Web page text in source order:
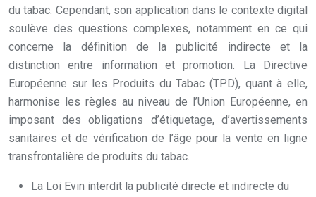
du tabac. Cependant, son application dans le contexte digital
soulève des questions complexes, notamment en ce qui
concerne la définition de la publicité indirecte et la
distinction entre information et promotion. La Directive
Européenne sur les Produits du Tabac (TPD), quant à elle,
harmonise les règles au niveau de l’Union Européenne, en
imposant des obligations d’étiquetage, d’avertissements
sanitaires et de vérification de l’âge pour la vente en ligne
transfrontalière de produits du tabac.
La Loi Evin interdit la publicité directe et indirecte du